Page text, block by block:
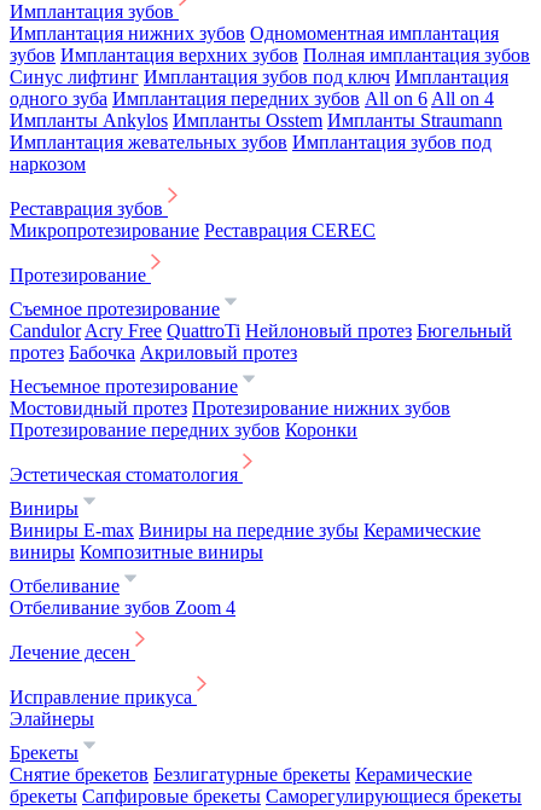
Имплантация зубов
Имплантация нижних зубов Одномоментная имплантация
зубов Имплантация верхних зубов Полная имплантация зубов
Синус лифтинг Имплантация зубов под ключ Имплантация
одного зуба Имплантация передних зубов All on 6 All on 4
Импланты Ankylos Импланты Osstem Импланты Straumann
Имплантация жевательных зубов Имплантация зубов под
наркозом
Реставрация зубов
Микропротезирование Реставрация CEREC
Протезирование
Съемное протезирование
Candulor Acry Free QuattroTi Нейлоновый протез Бюгельный
протез Бабочка Акриловый протез
Несъемное протезирование
Мостовидный протез Протезирование нижних зубов
Протезирование передних зубов Коронки
Эстетическая стоматология
Виниры
Виниры E-max Виниры на передние зубы Керамические
виниры Композитные виниры
Отбеливание
Отбеливание зубов Zoom 4
Лечение десен
Исправление прикуса
Элайнеры
Брекеты
Снятие брекетов Безлигатурные брекеты Керамические
брекеты Сапфировые брекеты Саморегулирующиеся брекеты